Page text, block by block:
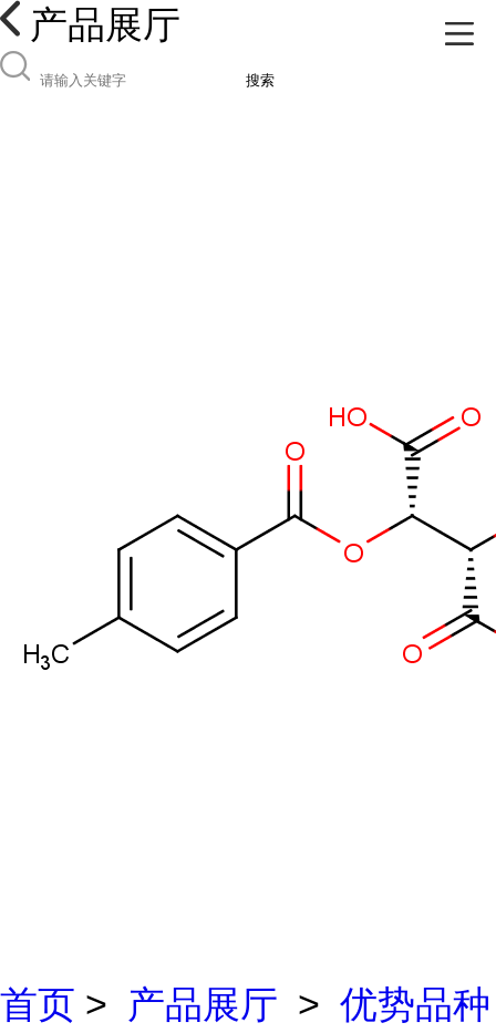
产品展厅
搜索
首页 > 产品展厅 > 优势品种